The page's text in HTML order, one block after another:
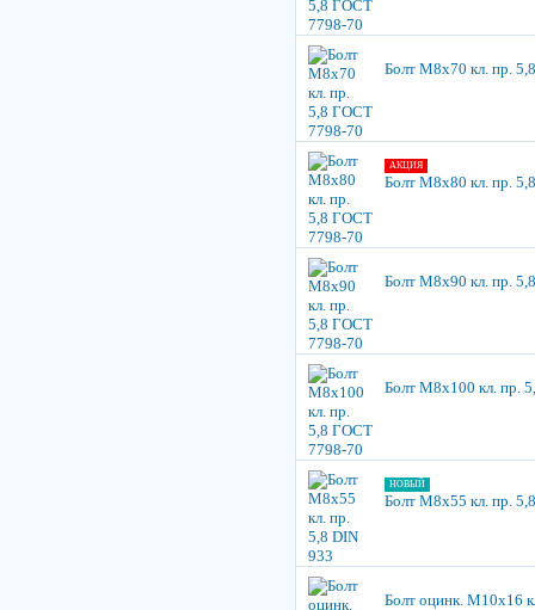
Болт М8х70 кл. пр.
АКЦИЯ
Болт М8х80 кл. пр.
Болт М8х90 кл. пр.
Болт М8х100 кл. пр.
НОВЫЙ
Болт М8х55 кл. пр.
Болт оцинк. М10х16